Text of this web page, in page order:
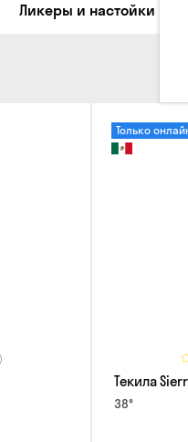
Ликеры и настойки
Только
Текила
38°